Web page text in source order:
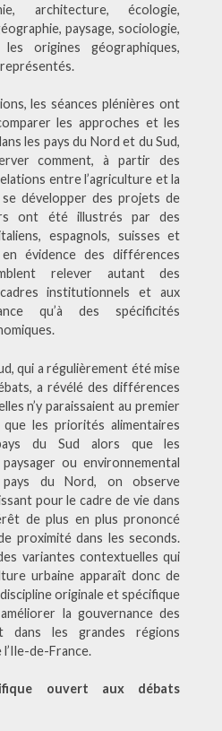
architecture, écologie,
paysage, sociologie,
origines géographiques,
les séances plénières ont
les approches et les
les pays du Nord et du Sud,
comment, à partir des
entre l’agriculture et la
développer des projets de
ont été illustrés par des
espagnols, suisses et
évidence des différences
relever autant des
institutionnels et aux
qu’à des spécificités
qui a régulièrement été mise
a révélé des différences
n’y paraissaient au premier
que les priorités alimentaires
du Sud alors que les
ou environnemental
pays du Nord, on observe
pour le cadre de vie dans
de plus en plus prononcé
proximité dans les seconds.
variantes contextuelles qui
urbaine apparaît donc de
originale et spécifique
la gouvernance des
dans les grandes régions
de-France.
ouvert aux débats